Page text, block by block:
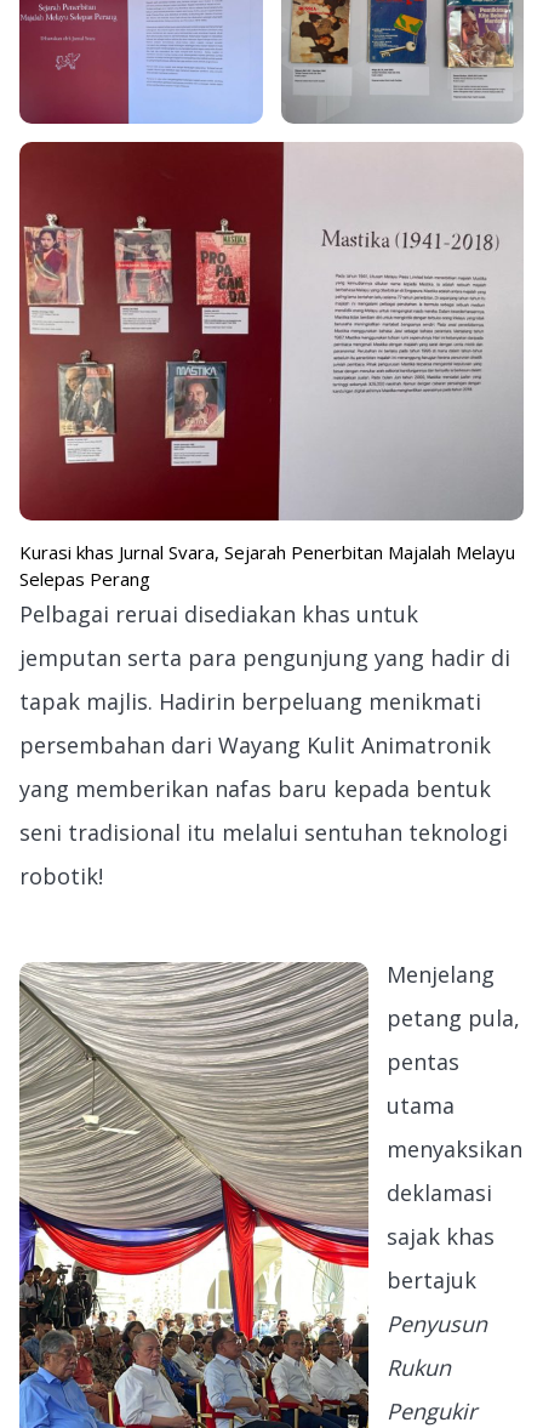
Kurasi khas Jurnal Svara, Sejarah Penerbitan Majalah Melayu
Selepas Perang
Pelbagai reruai disediakan khas untuk
jemputan serta para pengunjung yang hadir di
tapak majlis. Hadirin berpeluang menikmati
persembahan dari Wayang Kulit Animatronik
yang memberikan nafas baru kepada bentuk
seni tradisional itu melalui sentuhan teknologi
robotik!
Menjelang
petang pula,
pentas
utama
menyaksikan
deklamasi
sajak khas
bertajuk
Penyusun
Rukun
Pengukir